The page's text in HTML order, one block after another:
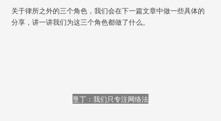
关于律所之外的三个角色，我们会在下一篇文章中做一些具体的
分享，讲一讲我们为这三个角色都做了什么。
垦丁：我们只专注网络法